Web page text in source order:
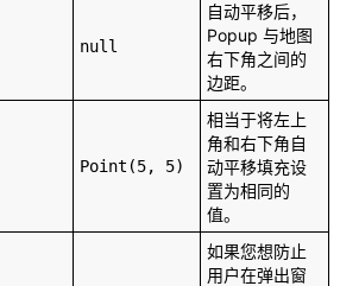
null
自动平移后，
Popup 与地图
右下角之间的
边距。
Point(5, 5)
相当于将左上
角和右下角自
动平移填充设
置为相同的
值。
如果您想防止
用户在弹出窗